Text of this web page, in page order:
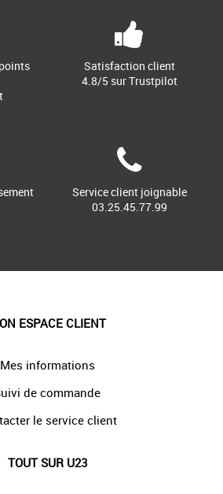
Satisfaction client
4.8/5 sur Trustpilot
Service client joignable
03.25.45.77.99
ESPACE CLIENT
Mes informations
de commande
le service client
TOUT SUR U23